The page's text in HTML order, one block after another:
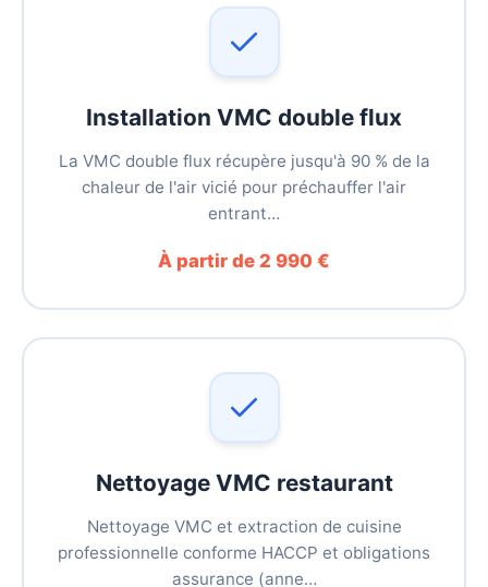
Installation VMC double flux
La VMC double flux récupère jusqu'à 90 % de la
chaleur de l'air vicié pour préchauffer l'air
entrant…
À partir de 2 990 €
Nettoyage VMC restaurant
Nettoyage VMC et extraction de cuisine
professionnelle conforme HACCP et obligations
assurance (anne…